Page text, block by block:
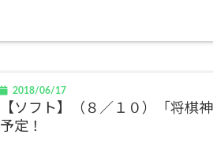
2018/06/17
【ソフト】（８／１０）「将棋
予定！